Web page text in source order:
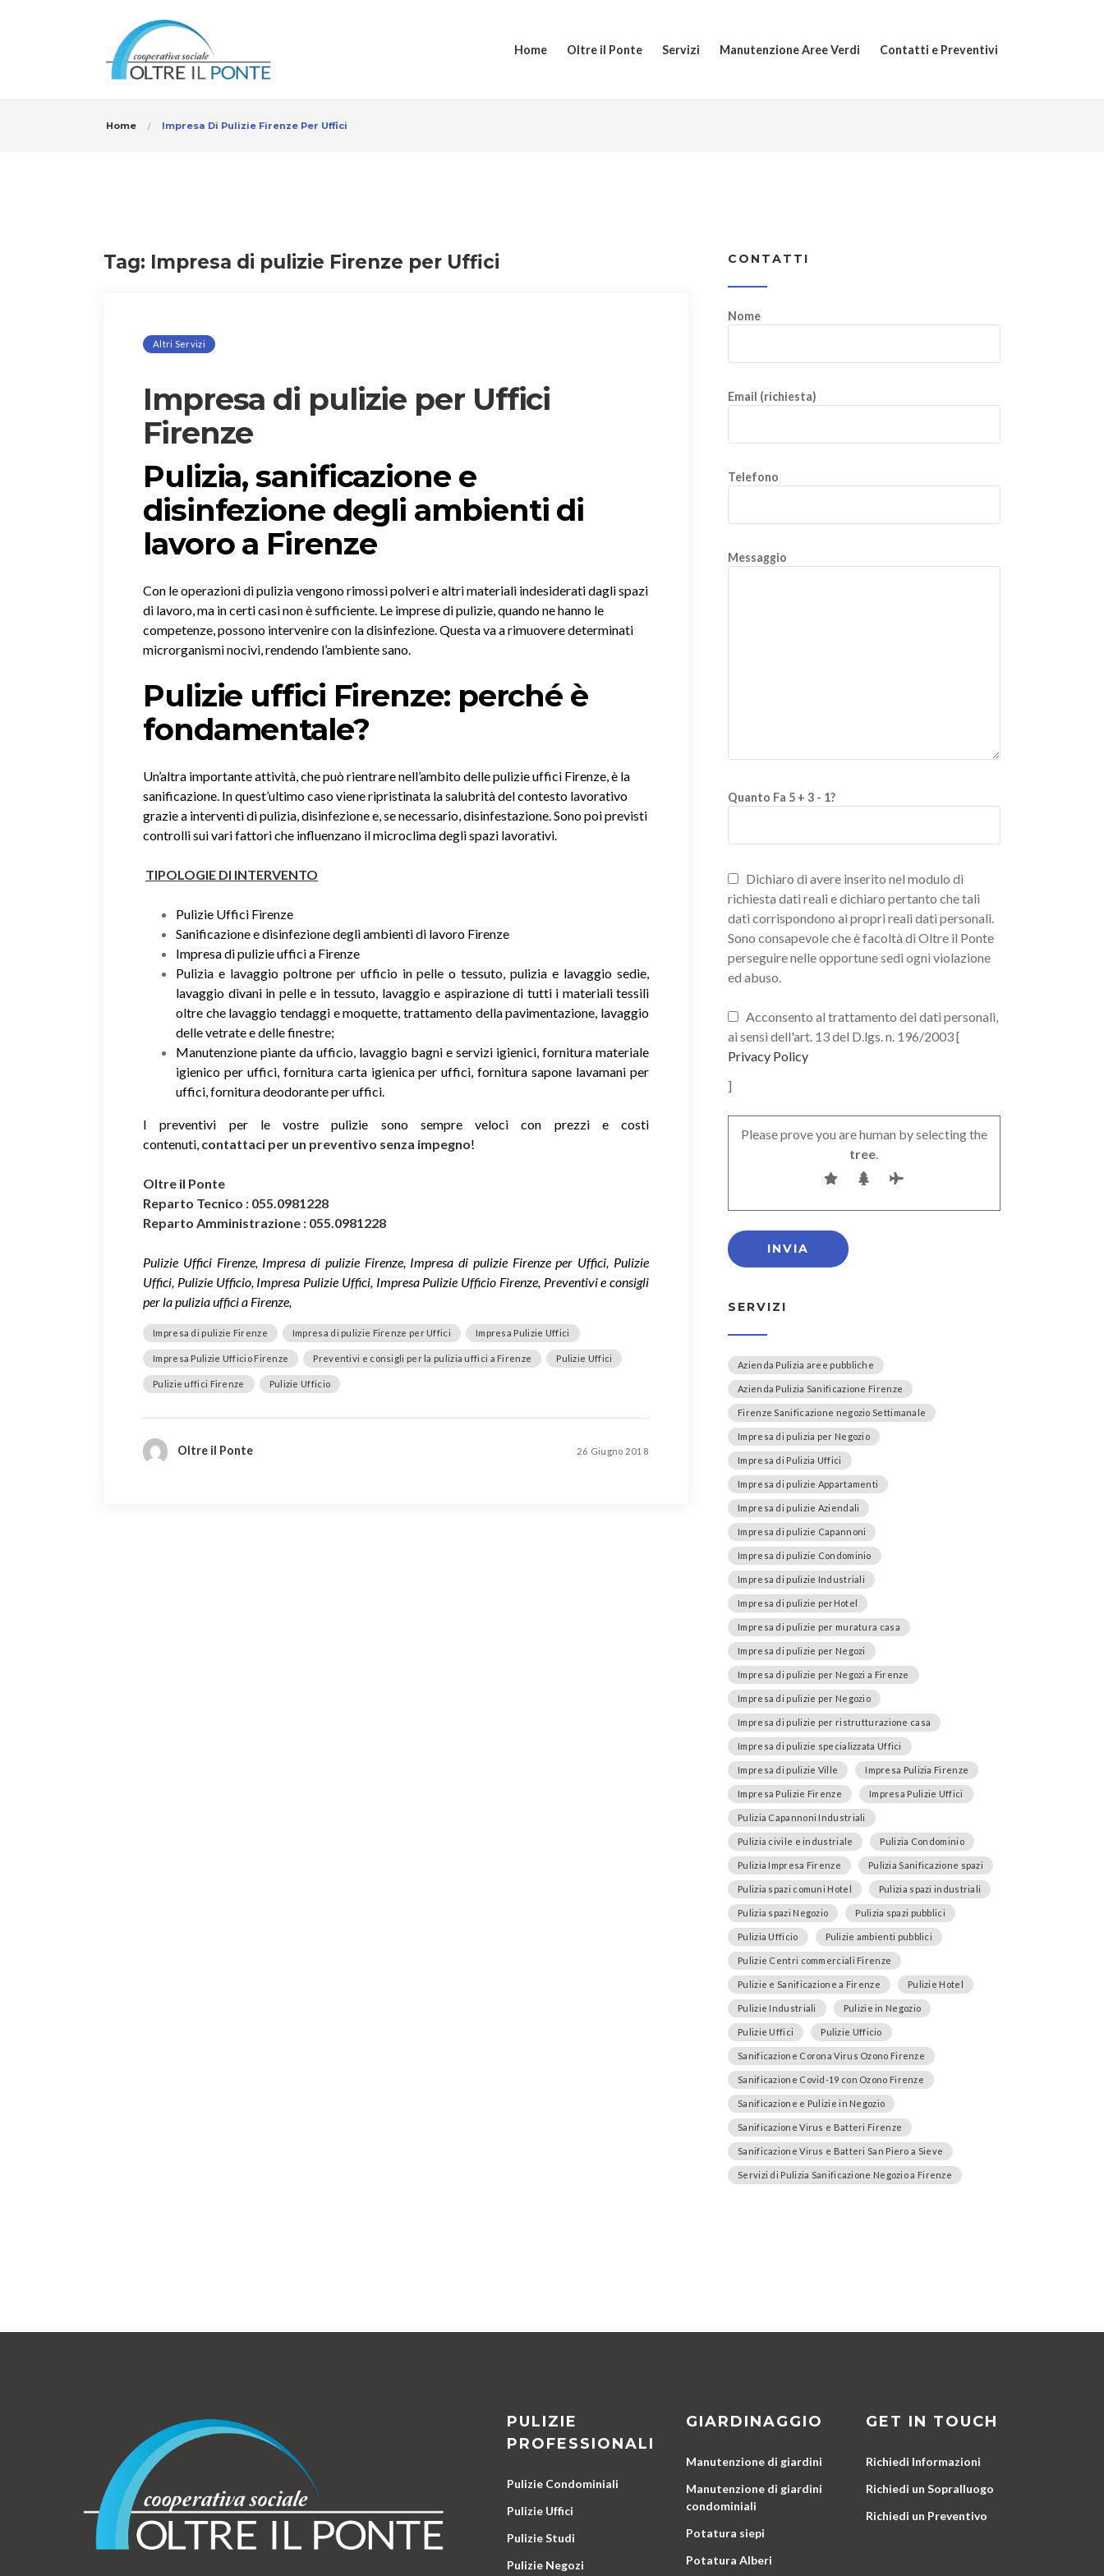
Home Oltre il Ponte Servizi Manutenzione Aree Verdi Contatti e Preventivi
Home Impresa Di Pulizie Firenze Per Uffici
Tag: Impresa di pulizie Firenze per Uffici
Altri Servizi
Impresa di pulizie per Uffici
Firenze
Pulizia, sanificazione e
disinfezione degli ambienti di
lavoro a Firenze
Con le operazioni di pulizia vengono rimossi polveri e altri materiali indesiderati dagli spazi
di lavoro, ma in certi casi non è sufficiente. Le imprese di pulizie, quando ne hanno le
competenze, possono intervenire con la disinfezione. Questa va a rimuovere determinati
microrganismi nocivi, rendendo l’ambiente sano.
Pulizie uffici Firenze: perché è
fondamentale?
Un’altra importante attività, che può rientrare nell’ambito delle pulizie uffici Firenze, è la
sanificazione. In quest’ultimo caso viene ripristinata la salubrità del contesto lavorativo
grazie a interventi di pulizia, disinfezione e, se necessario, disinfestazione. Sono poi previsti
controlli sui vari fattori che influenzano il microclima degli spazi lavorativi.
TIPOLOGIE DI INTERVENTO
Pulizie Uffici Firenze
Sanificazione e disinfezione degli ambienti di lavoro Firenze
Impresa di pulizie uffici a Firenze
Pulizia e lavaggio poltrone per ufficio in pelle o tessuto, pulizia e lavaggio sedie,
lavaggio divani in pelle e in tessuto, lavaggio e aspirazione di tutti i materiali tessili
oltre che lavaggio tendaggi e moquette, trattamento della pavimentazione, lavaggio
delle vetrate e delle finestre;
Manutenzione piante da ufficio, lavaggio bagni e servizi igienici, fornitura materiale
igienico per uffici, fornitura carta igienica per uffici, fornitura sapone lavamani per
uffici, fornitura deodorante per uffici.
I preventivi per le vostre pulizie sono sempre veloci con prezzi e costi
contenuti, contattaci per un preventivo senza impegno!
Oltre il Ponte
Reparto Tecnico : 055.0981228
Reparto Amministrazione : 055.0981228
Pulizie Uffici Firenze, Impresa di pulizie Firenze, Impresa di pulizie Firenze per Uffici, Pulizie
Uffici, Pulizie Ufficio, Impresa Pulizie Uffici, Impresa Pulizie Ufficio Firenze, Preventivi e consigli
per la pulizia uffici a Firenze,
Impresa di pulizie Firenze Impresa di pulizie Firenze per Uffici Impresa Pulizie Uffici
Impresa Pulizie Ufficio Firenze Preventivi e consigli per la pulizia uffici a Firenze Pulizie Uffici
Pulizie uffici Firenze Pulizie Ufficio
Oltre il Ponte 26 Giugno 2018
CONTATTI
Nome
Email (richiesta)
Telefono
Messaggio
Quanto Fa 5 + 3 - 1?
Dichiaro di avere inserito nel modulo di
richiesta dati reali e dichiaro pertanto che tali
dati corrispondono ai propri reali dati personali.
Sono consapevole che è facoltà di Oltre il Ponte
perseguire nelle opportune sedi ogni violazione
ed abuso.
Acconsento al trattamento dei dati personali,
ai sensi dell'art. 13 del D.lgs. n. 196/2003 [
Privacy Policy
]
Please prove you are human by selecting the
tree.
SERVIZI
Azienda Pulizia aree pubbliche
Azienda Pulizia Sanificazione Firenze
Firenze Sanificazione negozio Settimanale
Impresa di pulizia per Negozio
Impresa di Pulizia Uffici
Impresa di pulizie Appartamenti
Impresa di pulizie Aziendali
Impresa di pulizie Capannoni
Impresa di pulizie Condominio
Impresa di pulizie Industriali
Impresa di pulizie perHotel
Impresa di pulizie per muratura casa
Impresa di pulizie per Negozi
Impresa di pulizie per Negozi a Firenze
Impresa di pulizie per Negozio
Impresa di pulizie per ristrutturazione casa
Impresa di pulizie specializzata Uffici
Impresa di pulizie Ville Impresa Pulizia Firenze
Impresa Pulizie Firenze Impresa Pulizie Uffici
Pulizia Capannoni Industriali
Pulizia civile e industriale Pulizia Condominio
Pulizia Impresa Firenze Pulizia Sanificazione spazi
Pulizia spazi comuni Hotel Pulizia spazi industriali
Pulizia spazi Negozio Pulizia spazi pubblici
Pulizia Ufficio Pulizie ambienti pubblici
Pulizie Centri commerciali Firenze
Pulizie e Sanificazione a Firenze Pulizie Hotel
Pulizie Industriali Pulizie in Negozio
Pulizie Uffici Pulizie Ufficio
Sanificazione Corona Virus Ozono Firenze
Sanificazione Covid-19 con Ozono Firenze
Sanificazione e Pulizie in Negozio
Sanificazione Virus e Batteri Firenze
Sanificazione Virus e Batteri San Piero a Sieve
Servizi di Pulizia Sanificazione Negozio a Firenze
PULIZIE
PROFESSIONALI
Pulizie Condominiali
Pulizie Uffici
Pulizie Studi
Pulizie Negozi
GIARDINAGGIO
Manutenzione di giardini
Manutenzione di giardini
condominiali
Potatura siepi
Potatura Alberi
GET IN TOUCH
Richiedi Informazioni
Richiedi un Sopralluogo
Richiedi un Preventivo